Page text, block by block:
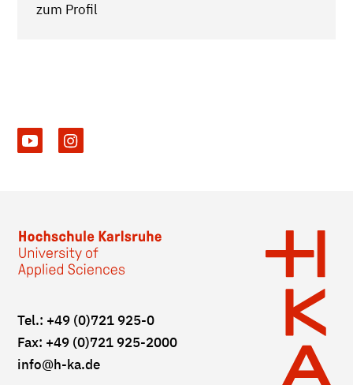
zum Profil
Tel.: +49 (0)721 925-0
Fax: +49 (0)721 925-2000
info@h-ka.de